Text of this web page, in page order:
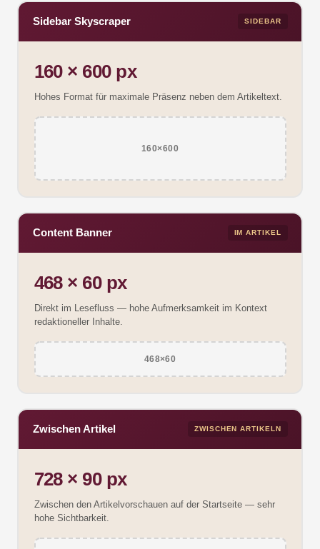
Sidebar Skyscraper SIDEBAR
160 × 600 px
Hohes Format für maximale Präsenz neben dem Artikeltext.
160×600
Content Banner IM ARTIKEL
468 × 60 px
Direkt im Lesefluss — hohe Aufmerksamkeit im Kontext
redaktioneller Inhalte.
468×60
Zwischen Artikel ZWISCHEN ARTIKELN
728 × 90 px
Zwischen den Artikelvorschauen auf der Startseite — sehr
hohe Sichtbarkeit.